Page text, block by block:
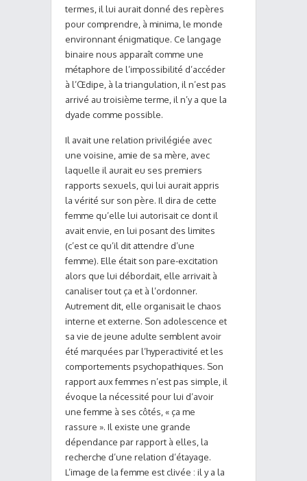
termes, il lui aurait donné des repères
pour comprendre, à minima, le monde
environnant énigmatique. Ce langage
binaire nous apparaît comme une
métaphore de l’impossibilité d’accéder
à l’Œdipe, à la triangulation, il n’est pas
arrivé au troisième terme, il n’y a que la
dyade comme possible.
Il avait une relation privilégiée avec
une voisine, amie de sa mère, avec
laquelle il aurait eu ses premiers
rapports sexuels, qui lui aurait appris
la vérité sur son père. Il dira de cette
femme qu’elle lui autorisait ce dont il
avait envie, en lui posant des limites
(c’est ce qu’il dit attendre d’une
femme). Elle était son pare-excitation
alors que lui débordait, elle arrivait à
canaliser tout ça et à l’ordonner.
Autrement dit, elle organisait le chaos
interne et externe. Son adolescence et
sa vie de jeune adulte semblent avoir
été marquées par l’hyperactivité et les
comportements psychopathiques. Son
rapport aux femmes n’est pas simple, il
évoque la nécessité pour lui d’avoir
une femme à ses côtés, « ça me
rassure ». Il existe une grande
dépendance par rapport à elles, la
recherche d’une relation d’étayage.
L’image de la femme est clivée : il y a la